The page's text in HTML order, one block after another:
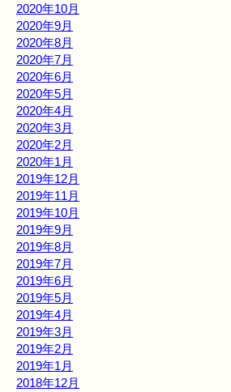
2020年10月
2020年9月
2020年8月
2020年7月
2020年6月
2020年5月
2020年4月
2020年3月
2020年2月
2020年1月
2019年12月
2019年11月
2019年10月
2019年9月
2019年8月
2019年7月
2019年6月
2019年5月
2019年4月
2019年3月
2019年2月
2019年1月
2018年12月